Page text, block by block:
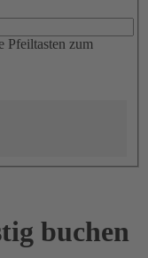
Pfeiltasten zum
buchen